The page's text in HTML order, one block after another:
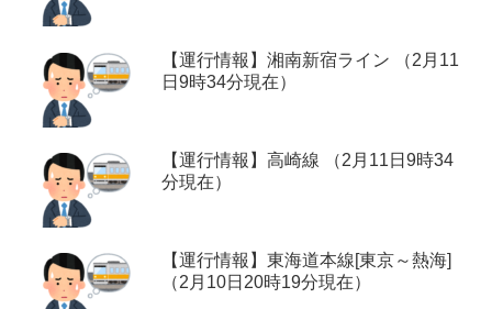
【運行情報】湘南新宿ライン （2月11
日9時34分現在）
【運行情報】高崎線 （2月11日9時34
分現在）
【運行情報】東海道本線[東京～熱海]
（2月10日20時19分現在）